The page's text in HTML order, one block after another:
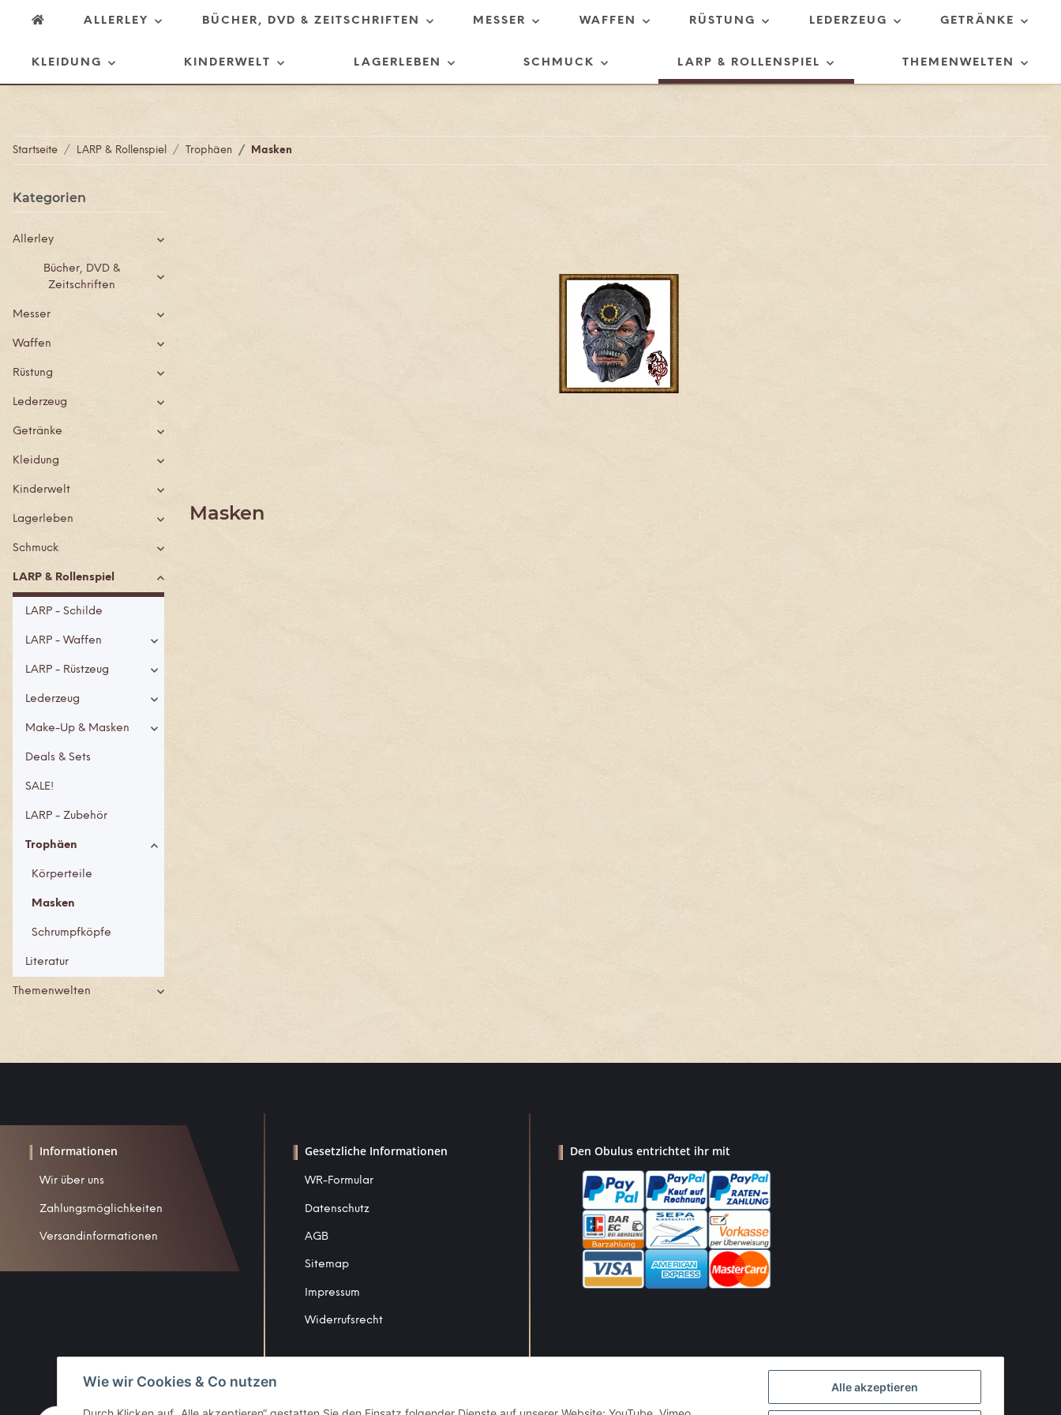
ALLERLEY BÜCHER, DVD & ZEITSCHRIFTEN MESSER WAFFEN RÜSTUNG LEDERZEUG GETRÄNKE
KLEIDUNG KINDERWELT LAGERLEBEN SCHMUCK LARP & ROLLENSPIEL THEMENWELTEN
Startseite LARP & Rollenspiel Trophäen Masken
Masken
Kategorien
Allerley
Bücher, DVD &
Zeitschriften
Messer
Waffen
Rüstung
Lederzeug
Getränke
Kleidung
Kinderwelt
Lagerleben
Schmuck
LARP & Rollenspiel
LARP - Schilde
LARP - Waffen
LARP - Rüstzeug
Lederzeug
Make-Up & Masken
Deals & Sets
SALE!
LARP - Zubehör
Trophäen
Körperteile
Masken
Schrumpfköpfe
Literatur
Themenwelten
Informationen
Wir über uns
Zahlungsmöglichkeiten
Versandinformationen
Gesetzliche Informationen
WR-Formular
Datenschutz
AGB
Sitemap
Impressum
Widerrufsrecht
Den Obulus entrichtet ihr mit
Alle akzeptieren
Wie wir Cookies & Co nutzen